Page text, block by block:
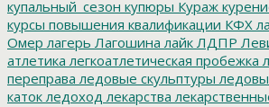
купальный_сезон купюры Кураж
курсы повышения квалификации КФХ
Омер лагерь Лагошина лайк ЛДПР
атлетика легкоатлетическая пробежка
переправа ледовые скульптуры
каток ледоход лекарства